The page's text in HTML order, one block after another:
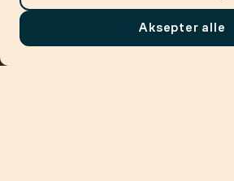
Meny
Aksepter alle